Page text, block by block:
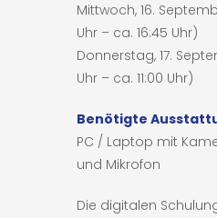
Mittwoch, 16.
Uhr – ca. 16:45 Uhr)
Donnerstag, 17.
Uhr – ca. 11:00 Uhr)
Benötigte
PC / Laptop mit
und Mikrofon
Die digitalen